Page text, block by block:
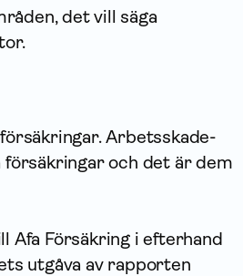
det vill säga
Arbetsskade-
och det är dem
Afa Försäkring i efterhand
utgåva av rapporten